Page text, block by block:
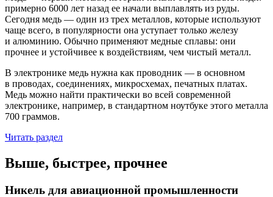
примерно 6000 лет назад ее начали выплавлять из руды.
Сегодня медь — один из трех металлов, которые используют
чаще всего, в популярности она уступает только железу
и алюминию. Обычно применяют медные сплавы: они
прочнее и устойчивее к воздействиям, чем чистый металл.
В электронике медь нужна как проводник — в основном
в проводах, соединениях, микросхемах, печатных платах.
Медь можно найти практически во всей современной
электронике, например, в стандартном ноутбуке этого металла
700 граммов.
Читать раздел
Выше, быстрее, прочнее
Никель для авиационной промышленности